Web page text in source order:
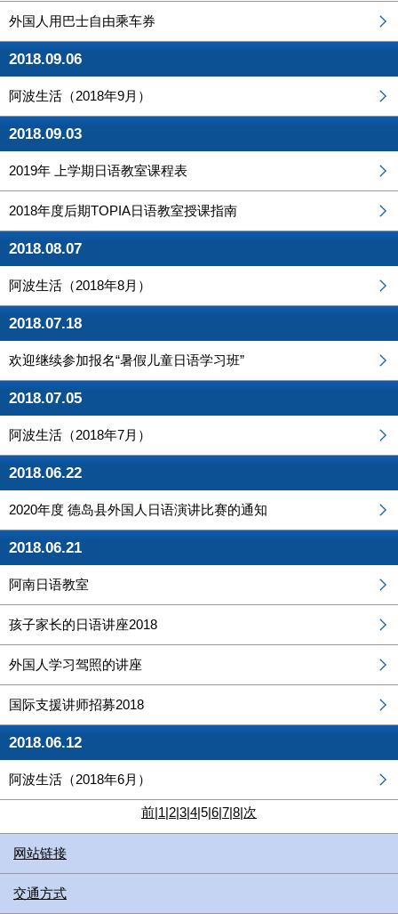
外国人用巴士自由乘车券
2018.09.06
阿波生活（2018年9月）
2018.09.03
2019年 上学期日语教室课程表
2018年度后期TOPIA日语教室授课指南
2018.08.07
阿波生活（2018年8月）
2018.07.18
欢迎继续参加报名“暑假儿童日语学习班”
2018.07.05
阿波生活（2018年7月）
2018.06.22
2020年度 德岛县外国人日语演讲比赛的通知
2018.06.21
阿南日语教室
孩子家长的日语讲座2018
外国人学习驾照的讲座
国际支援讲师招募2018
2018.06.12
阿波生活（2018年6月）
前|1|2|3|4|5|6|7|8|次
网站链接
交通方式